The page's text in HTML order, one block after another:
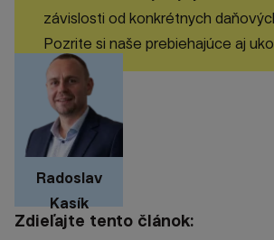
závislosti od konkrétnych
Pozrite si naše prebiehajúce aj
Radoslav
Kasík
Zdieľajte tento článok: